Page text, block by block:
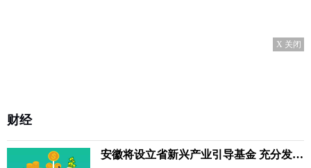
X 关闭
财经
安徽将设立省新兴产业引导基金 充分发挥财政资金杠杆放大作用